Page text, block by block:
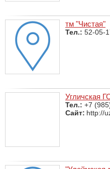
тм "Чистая"
Тел.: 52-05-
Угличская
Тел.: +7
Сайт: http://